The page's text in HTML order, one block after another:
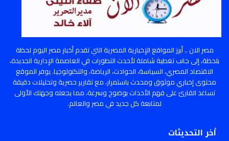
مصر الان .. أبرز المواقع الإخبارية المصرية التي تقدم أخبار مصر اليوم لحظة
بلحظة، إلى جانب تغطية شاملة لأحدث التطورات في العاصمة الإدارية الجديدة،
الاقتصاد المصري، السياسة، الحوادث، الرياضة، والتكنولوجيا. يوفر الموقع
محتوى إخباري موثوق ومحدث باستمرار، مع تقارير حصرية وتحليلات دقيقة
تساعد القارئ على فهم الأحداث بوضوح وسرعة، مما يجعله وجهتك الأولى
لمتابعة كل جديد في مصر والعالم.
أخر التحديثات